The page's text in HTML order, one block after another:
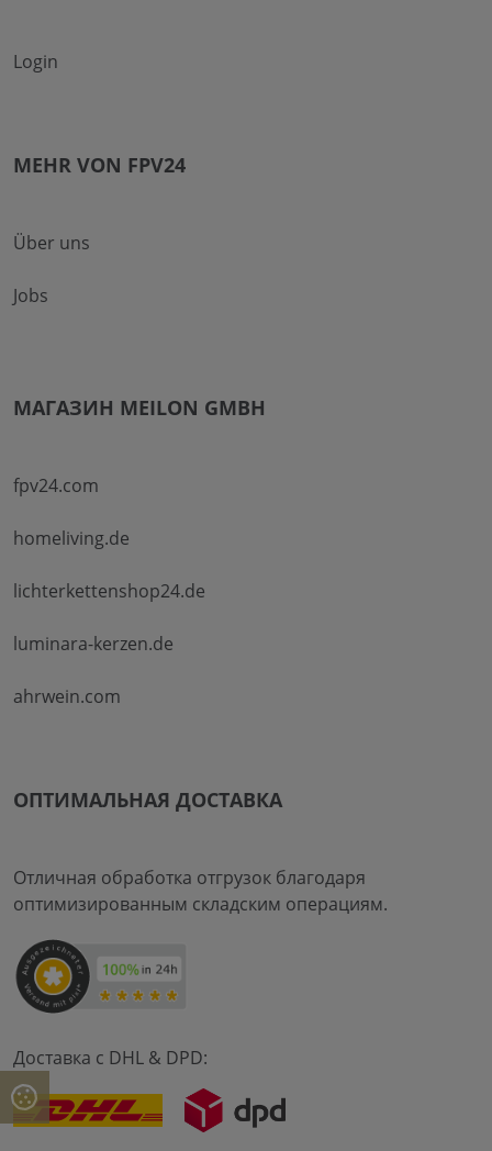
Login
MEHR VON FPV24
Über uns
Jobs
МАГАЗИН MEILON GMBH
fpv24.com
homeliving.de
lichterkettenshop24.de
luminara-kerzen.de
ahrwein.com
ОПТИМАЛЬНАЯ ДОСТАВКА
Отличная обработка отгрузок благодаря
оптимизированным складским операциям.
Доставка с DHL & DPD: